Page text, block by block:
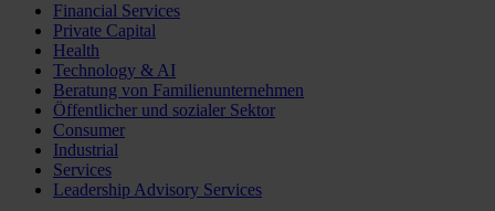
Financial Services
Private Capital
Health
Technology & AI
Beratung von Familienunternehmen
Öffentlicher und sozialer Sektor
Consumer
Industrial
Services
Leadership Advisory Services